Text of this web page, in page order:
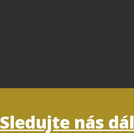
Sledujte nás dál